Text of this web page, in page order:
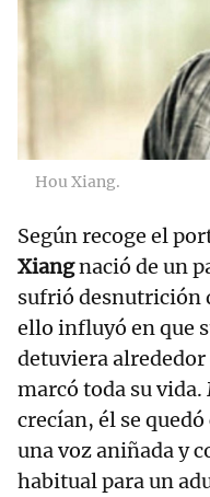
Hou Xiang.
Según recoge el
Xiangnació de un
sufrió desnutrición
ello influyó en que
detuviera alrededor
marcó toda su
crecían, él se
una voz aniñada y
habitual para un